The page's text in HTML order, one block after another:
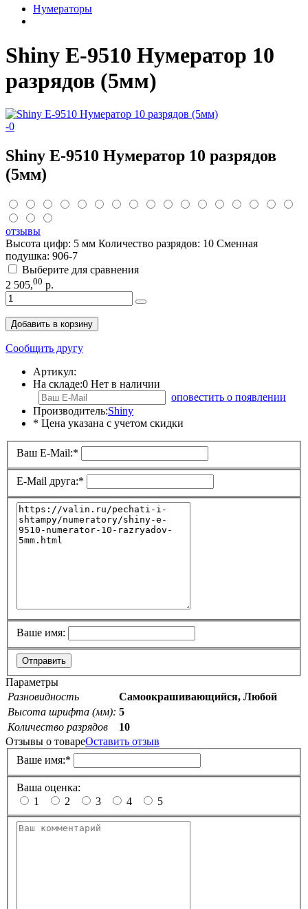
Нумераторы
Shiny E-9510 Нумератор 10
разрядов (5мм)
-0
Shiny E-9510 Нумератор 10 разрядов
(5мм)
отзывы
Высота цифр: 5 мм Количество разрядов: 10 Сменная
подушка: 906-7
Выберите для сравнения
2 505,00 р.
Добавить в корзину
Сообщить другу
Артикул:
На складе:0 Нет в наличии
оповестить о появлении
Производитель:Shiny
* Цена указана с учетом скидки
Ваш E-Mail:*
E-Mail друга:*
Ваше имя:
Отправить
Параметры
Разновидность
Самоокрашивающийся, Любой
Высота шрифта (мм): 5
Количество разрядов
10
Отзывы о товареОставить отзыв
Ваше имя:*
Ваша оценка:
1
2 3 4 5